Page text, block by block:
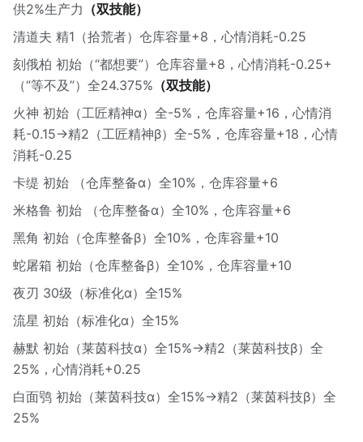
供2%生产力 （双技能）
清道夫 精1（拾荒者）仓库容量+8，心情消耗-0.25
刻俄柏 初始（“都想要”）仓库容量+8，心情消耗-0.25+
（“等不及”）全24.375% （双技能）
火神 初始（工匠精神α）全-5%，仓库容量+16，心情消
耗-0.15→精2（工匠精神β）全-5%，仓库容量+18，心情
消耗-0.25
卡缇 初始 （仓库整备α）全10%，仓库容量+6
米格鲁 初始 （仓库整备α）全10%，仓库容量+6
黑角 初始（仓库整备β）全10%，仓库容量+10
蛇屠箱 初始（仓库整备β）全10%，仓库容量+10
夜刃 30级（标准化α）全15%
流星 初始（标准化α）全15%
赫默 初始（莱茵科技α）全15%→精2（莱茵科技β）全
25%，心情消耗+0.25
白面鸮 初始（莱茵科技α）全15%→精2（莱茵科技β）全
25%